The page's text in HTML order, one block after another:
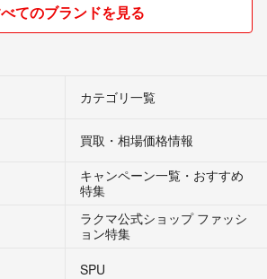
てのブランドを見る
カテゴリ一覧
買取・相場価格情報
キャンペーン一覧・おすすめ
特集
ラクマ公式ショップ ファッシ
ョン特集
SPU